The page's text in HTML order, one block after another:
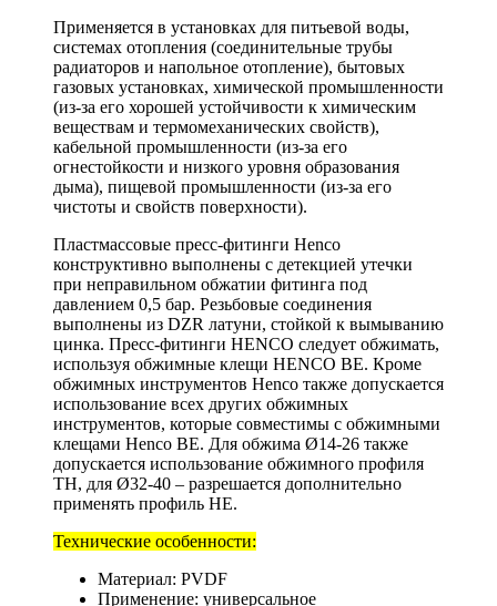
Применяется в установках для питьевой воды,
системах отопления (соединительные трубы
радиаторов и напольное отопление), бытовых
газовых установках, химической промышленности
(из-за его хорошей устойчивости к химическим
веществам и термомеханических свойств),
кабельной промышленности (из-за его
огнестойкости и низкого уровня образования
дыма), пищевой промышленности (из-за его
чистоты и свойств поверхности).
Пластмассовые пресс-фитинги Henco
конструктивно выполнены с детекцией утечки
при неправильном обжатии фитинга под
давлением 0,5 бар. Резьбовые соединения
выполнены из DZR латуни, стойкой к вымыванию
цинка. Пресс-фитинги HENCO следует обжимать,
используя обжимные клещи HENCO BE. Кроме
обжимных инструментов Henco также допускается
использование всех других обжимных
инструментов, которые совместимы с обжимными
клещами Henco BE. Для обжима Ø14-26 также
допускается использование обжимного профиля
TH, для Ø32-40 – разрешается дополнительно
применять профиль HE.
Технические особенности:
Материал: PVDF
Применение: универсальное